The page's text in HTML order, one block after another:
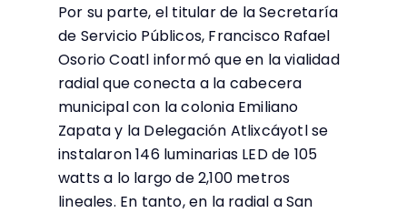
Por su parte, el titular de la Secretaría
de Servicio Públicos, Francisco Rafael
Osorio Coatl informó que en la vialidad
radial que conecta a la cabecera
municipal con la colonia Emiliano
Zapata y la Delegación Atlixcáyotl se
instalaron 146 luminarias LED de 105
watts a lo largo de 2,100 metros
lineales. En tanto, en la radial a San